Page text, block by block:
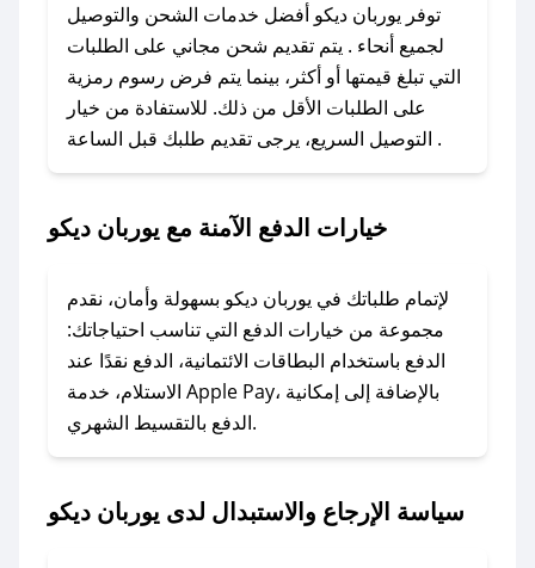
تواصل معنا عبر تويتر أو البريد الإلكتروني لإضافته
بسرعة.
### كيفية استخدام كود خصم يوربان ديكو؟
1. انسخ كود الخصم من تطبيق صحصح.
2. الصقه في خانة الدفع عند التسوق من يوربان
لا تقلق! يمكنك التواصل مع فريق دعم صحصح عبر
الرسائل الخاصة على تويتر أو البريد الإلكتروني،
وسنقوم بحل المشكلة في أسرع وقت ممكن.
### ماذا أفعل إذا لم أجد كود خصم لمتجري
المفضل؟
مراسلتنا مباشرة وسنعمل على توفير الكوبونات في
توفر يوربان ديكو أفضل خدمات الشحن والتوصيل
لجميع أنحاء . يتم تقديم شحن مجاني على الطلبات
التي تبلغ قيمتها أو أكثر، بينما يتم فرض رسوم رمزية
على الطلبات الأقل من ذلك. للاستفادة من خيار
التوصيل السريع، يرجى تقديم طلبك قبل الساعة .
خيارات الدفع الآمنة مع يوربان ديكو
لإتمام طلباتك في يوربان ديكو بسهولة وأمان، نقدم
مجموعة من خيارات الدفع التي تناسب احتياجاتك:
الدفع باستخدام البطاقات الائتمانية، الدفع نقدًا عند
الاستلام، خدمة Apple Pay، بالإضافة إلى إمكانية
الدفع بالتقسيط الشهري.
سياسة الإرجاع والاستبدال لدى يوربان ديكو